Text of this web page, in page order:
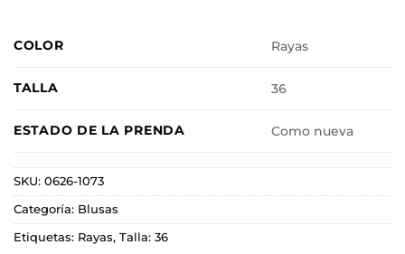
COLOR Rayas
TALLA 36
ESTADO DE LA PRENDA Como nueva
SKU: 0626-1073
Categoría: Blusas
Etiquetas: Rayas, Talla: 36